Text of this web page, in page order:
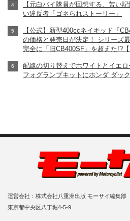
【元白バイ隊員が回想する、苦い
い違反者「ゴネられストーリー」
【公式】新型400ccネイキッド『
の価格と発売日が決定！ シリーズ
完全に「旧CB400SF」を超えた!?【
配線の切り替えでホワイトとイエ
フォグランプキットにホンダ ダッ
運営会社：株式会社八重洲出版 モーサイ編集部
東京都中央区八丁堀4-5-9